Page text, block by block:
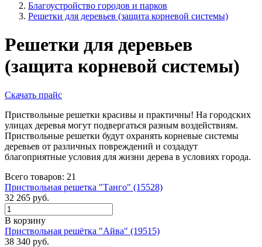
Благоустройство городов и парков
Решетки для деревьев (защита корневой системы)
Решетки для деревьев
(защита корневой системы)
Скачать прайс
Приствольные решетки красивы и практичны! На городских
улицах деревья могут подвергаться разным воздействиям.
Приствольные решетки будут охранять корневые системы
деревьев от различных повреждений и создадут
благоприятные условия для жизни дерева в условиях города.
Всего товаров: 21
Приствольная решетка "Танго" (15528)
32 265 руб.
В корзину
Приствольная решётка "Айва" (19515)
38 340 руб.